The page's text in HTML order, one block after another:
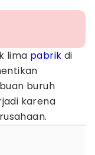
lima pabrik di
buruh
karena